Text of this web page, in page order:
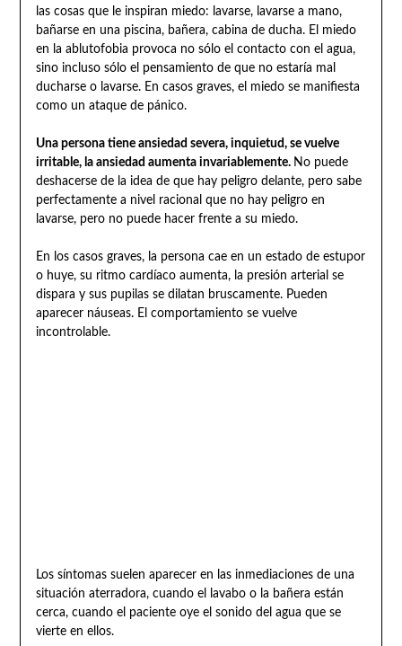
las cosas que le inspiran miedo: lavarse, lavarse a mano,
bañarse en una piscina, bañera, cabina de ducha. El miedo
en la ablutofobia provoca no sólo el contacto con el agua,
sino incluso sólo el pensamiento de que no estaría mal
ducharse o lavarse. En casos graves, el miedo se manifiesta
como un ataque de pánico.
Una persona tiene ansiedad severa, inquietud, se vuelve
irritable, la ansiedad aumenta invariablemente. No puede
deshacerse de la idea de que hay peligro delante, pero sabe
perfectamente a nivel racional que no hay peligro en
lavarse, pero no puede hacer frente a su miedo.
En los casos graves, la persona cae en un estado de estupor
o huye, su ritmo cardíaco aumenta, la presión arterial se
dispara y sus pupilas se dilatan bruscamente. Pueden
aparecer náuseas. El comportamiento se vuelve
incontrolable.
Los síntomas suelen aparecer en las inmediaciones de una
situación aterradora, cuando el lavabo o la bañera están
cerca, cuando el paciente oye el sonido del agua que se
vierte en ellos.